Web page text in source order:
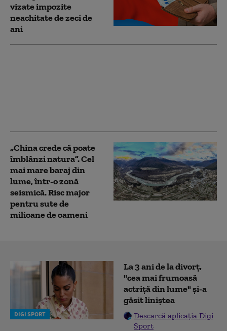
vizate impozite
neachitate de zeci de
ani
„China crede că poate
îmblânzi natura”. Cel
mai mare baraj din
lume, într-o zonă
seismică. Risc major
pentru sute de
milioane de oameni
DIGI SPORT
La 3 ani de la divorț,
"cea mai frumoasă
actriță din lume" și-a
găsit liniștea
Descarcă aplicația Digi
Sport